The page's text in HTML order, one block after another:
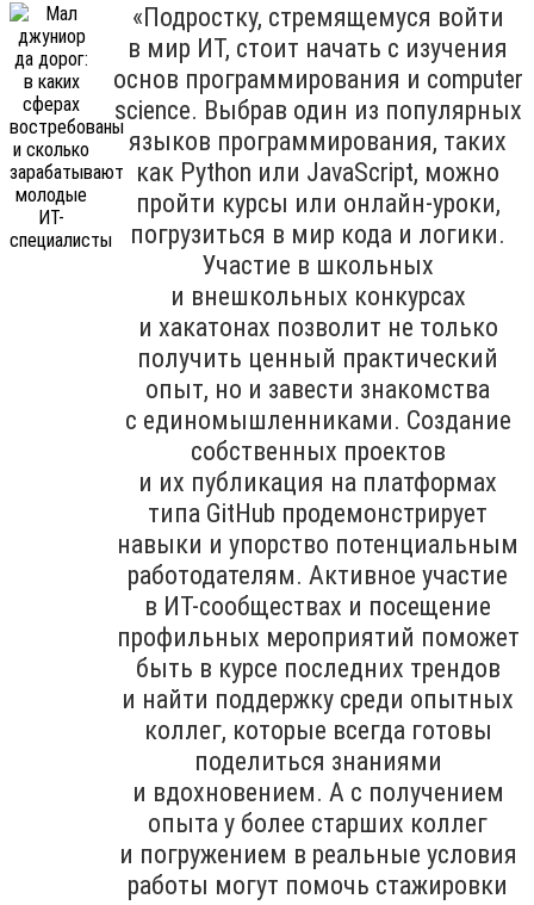
«Подростку, стремящемуся войти
в мир ИТ, стоит начать с изучения
основ программирования и computer
science. Выбрав один из популярных
языков программирования, таких
как Python или JavaScript, можно
пройти курсы или онлайн-уроки,
погрузиться в мир кода и логики.
Участие в школьных
и внешкольных конкурсах
и хакатонах позволит не только
получить ценный практический
опыт, но и завести знакомства
с единомышленниками. Создание
собственных проектов
и их публикация на платформах
типа GitHub продемонстрирует
навыки и упорство потенциальным
работодателям. Активное участие
в ИТ-сообществах и посещение
профильных мероприятий поможет
быть в курсе последних трендов
и найти поддержку среди опытных
коллег, которые всегда готовы
поделиться знаниями
и вдохновением. А с получением
опыта у более старших коллег
и погружением в реальные условия
работы могут помочь стажировки